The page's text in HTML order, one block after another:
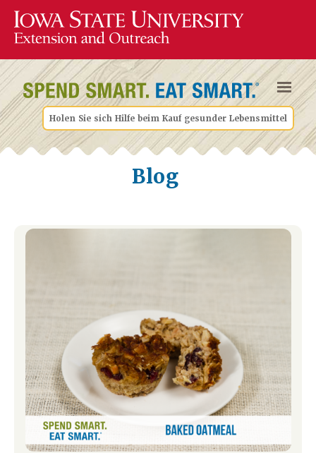
Holen Sie sich Hilfe beim Kauf gesunder Lebensmittel
Blog